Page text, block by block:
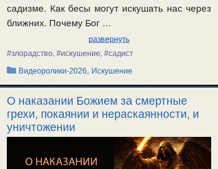
садизме. Как бесы могут искушать нас через
ближних. Почему Бог …
развернуть
#злорадство, #искушение, #садист
Рубрики
Видеоролики-2026, Искушение
О наказании Божием за смертные
грехи, покаянии и нераскаянности, и
уничтожении